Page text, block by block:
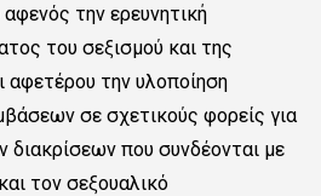
την ερευνητική
του σεξισμού και της
αφετέρου την υλοποίηση
σε σχετικούς φορείς για
που συνδέονται με
τον σεξουαλικό